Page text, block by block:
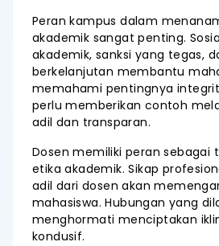
Peran kampus dalam
akademik sangat penting.
akademik, sanksi yang tegas,
berkelanjutan membantu
memahami pentingnya
perlu memberikan contoh
adil dan transparan.
Dosen memiliki peran sebagai
etika akademik. Sikap
adil dari dosen akan
mahasiswa. Hubungan yang
menghormati menciptakan
kondusif.